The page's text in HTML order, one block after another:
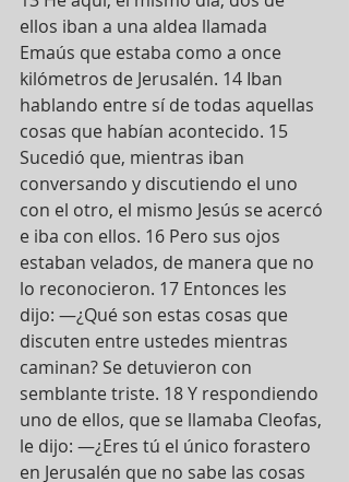
ellos iban a una aldea llamada
Emaús que estaba como a once
kilómetros de Jerusalén. 14 Iban
hablando entre sí de todas aquellas
cosas que habían acontecido. 15
Sucedió que, mientras iban
conversando y discutiendo el uno
con el otro, el mismo Jesús se acercó
e iba con ellos. 16 Pero sus ojos
estaban velados, de manera que no
lo reconocieron. 17 Entonces les
dijo: —¿Qué son estas cosas que
discuten entre ustedes mientras
caminan? Se detuvieron con
semblante triste. 18 Y respondiendo
uno de ellos, que se llamaba Cleofas,
le dijo: —¿Eres tú el único forastero
en Jerusalén que no sabe las cosas